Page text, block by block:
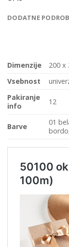
DODATNE
Dimenzije
200 x
Vsebnost
Pakiranje
info
12
Barve
01